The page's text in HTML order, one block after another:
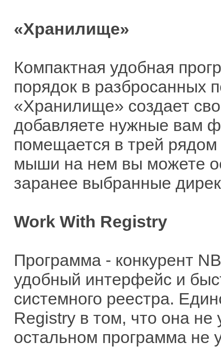
«Хранилище»
Компактная удобная
порядок в разбросанных
«Хранилище» создает
добавляете нужные вам
помещается в трей
мыши на нем вы можете
заранее выбранные
Work With Registry
Программа - конкурент
удобный интерфейс и
системного реестра.
Registry в том, что она
остальном программа не